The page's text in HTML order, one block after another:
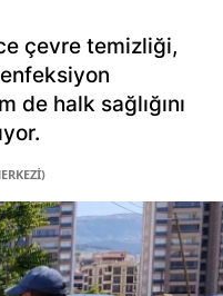
çevre temizliği,
de halk sağlığını